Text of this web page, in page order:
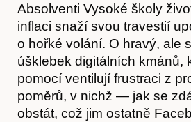
Absolventi Vysoké školy
inflaci snaží svou travestií
o hořké volání. O hravý, ale
úšklebek digitálních kmánů,
pomocí ventilují frustraci z
poměrů, v nichž — jak se
obstát, což jim ostatně